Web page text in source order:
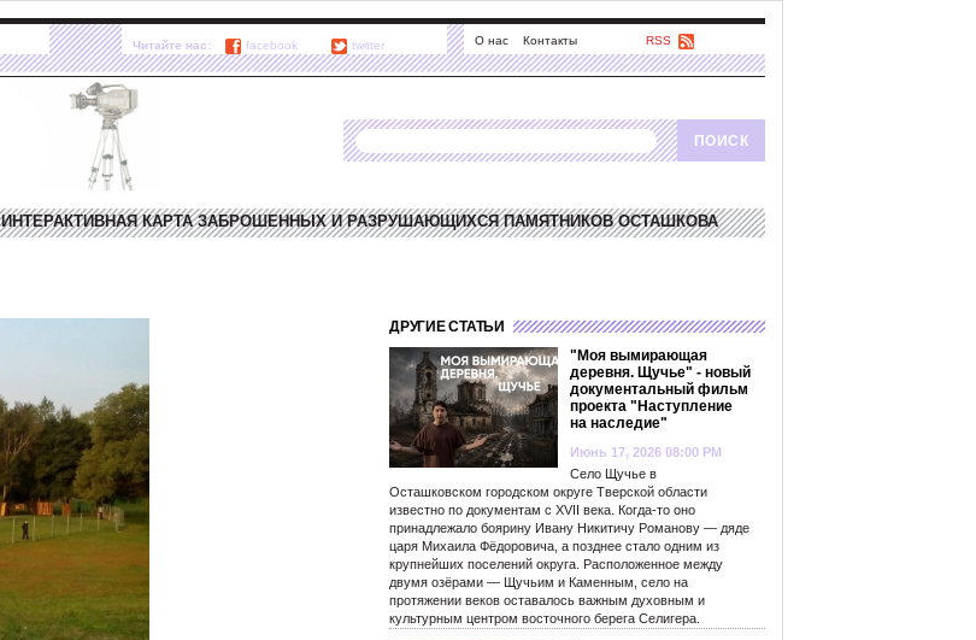
О нас Контакты RSS
Читайте нас: facebook twitter
ИНТЕРАКТИВНАЯ КАРТА ЗАБРОШЕННЫХ И РАЗРУШАЮЩИХСЯ ПАМЯТНИКОВ ОСТАШКОВА
ДРУГИЕ СТАТЬИ
"Моя вымирающая
деревня. Щучье" - новый
документальный фильм
проекта "Наступление
на наследие"
Июнь 17, 2026 08:00 PM
Село Щучье в
Осташковском городском округе Тверской области
известно по документам с XVII века. Когда-то оно
принадлежало боярину Ивану Никитичу Романову — дяде
царя Михаила Фёдоровича, а позднее стало одним из
крупнейших поселений округа. Расположенное между
двумя озёрами — Щучьим и Каменным, село на
протяжении веков оставалось важным духовным и
культурным центром восточного берега Селигера.